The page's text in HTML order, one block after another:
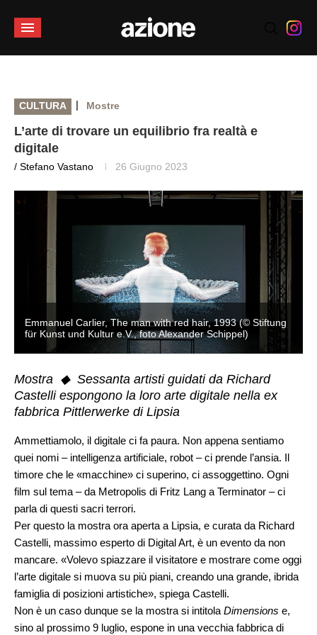
CULTURA | Mostre
L’arte di trovare un equilibrio fra realtà e
digitale
/ Stefano Vastano 26 Giugno 2023
Emmanuel Carlier, The man with red hair, 1993 (© Stiftung
für Kunst und Kultur e.V., foto Alexander Schippel)
Mostra ◆ Sessanta artisti guidati da Richard
Castelli espongono la loro arte digitale nella ex
fabbrica Pittlerwerke di Lipsia
Ammettiamolo, il digitale ci fa paura. Non appena sentiamo
quei nomi – intelligenza artificiale, robot – ci prende l’ansia. Il
timore che le «macchine» ci superino, ci assoggettino. Ogni
film sul tema – da Metropolis di Fritz Lang a Terminator – ci
parla di questi sacri terrori.
Per questo la mostra ora aperta a Lipsia, e curata da Richard
Castelli, massimo esperto di Digital Art, è un evento da non
mancare. «Volevo spiazzare il visitatore e mostrare come oggi
l’arte digitale si muova su più piani, creando una grande, ibrida
famiglia di posizioni artistiche», spiega Castelli.
Non è un caso dunque se la mostra si intitola Dimensions e,
sino al prossimo 9 luglio, espone in una vecchia fabbrica di